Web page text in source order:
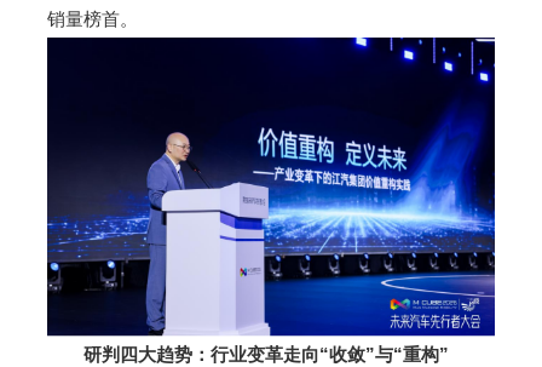
销量榜首。
研判四大趋势：行业变革走向“收敛”与“重构”